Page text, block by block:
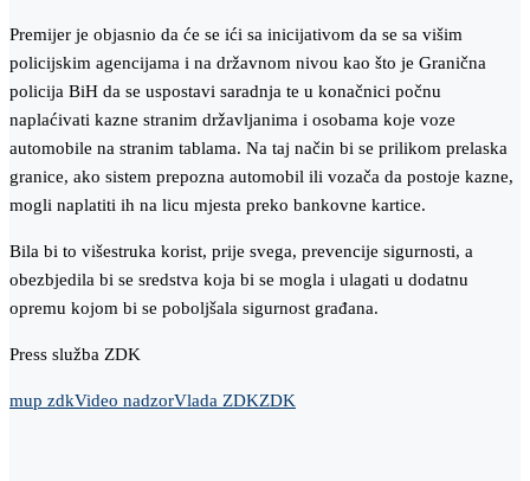
Premijer je objasnio da će se ići sa inicijativom da se sa višim
policijskim agencijama i na državnom nivou kao što je Granična
policija BiH da se uspostavi saradnja te u konačnici počnu
naplaćivati kazne stranim državljanima i osobama koje voze
automobile na stranim tablama. Na taj način bi se prilikom prelaska
granice, ako sistem prepozna automobil ili vozača da postoje kazne,
mogli naplatiti ih na licu mjesta preko bankovne kartice.
Bila bi to višestruka korist, prije svega, prevencije sigurnosti, a
obezbjedila bi se sredstva koja bi se mogla i ulagati u dodatnu
opremu kojom bi se poboljšala sigurnost građana.
Press služba ZDK
mup zdkVideo nadzorVlada ZDKZDK